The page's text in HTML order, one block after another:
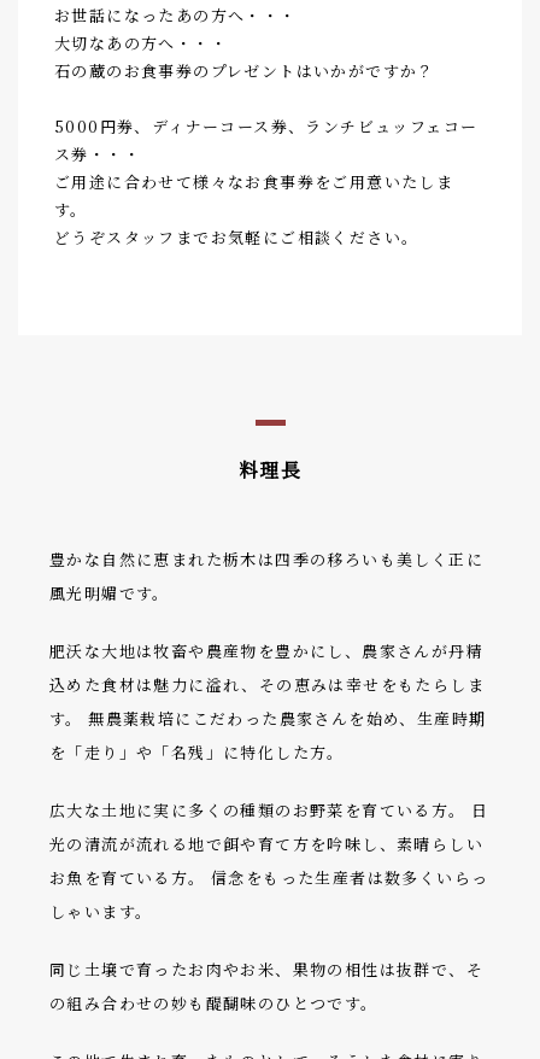
お世話になったあの方へ・・・
大切なあの方へ・・・
石の蔵のお食事券のプレゼントはいかがですか？
5000円券、ディナーコース券、ランチビュッフェコー
ス券・・・
ご用途に合わせて様々なお食事券をご用意いたしま
す。
どうぞスタッフまでお気軽にご相談ください。
料理長
豊かな自然に恵まれた栃木は四季の移ろいも美しく正に
風光明媚です。
肥沃な大地は牧畜や農産物を豊かにし、農家さんが丹精
込めた食材は魅力に溢れ、その恵みは幸せをもたらしま
す。 無農薬栽培にこだわった農家さんを始め、生産時期
を「走り」や「名残」に特化した方。
広大な土地に実に多くの種類のお野菜を育ている方。 日
光の清流が流れる地で餌や育て方を吟味し、素晴らしい
お魚を育ている方。 信念をもった生産者は数多くいらっ
しゃいます。
同じ土壌で育ったお肉やお米、果物の相性は抜群で、そ
の組み合わせの妙も醍醐味のひとつです。